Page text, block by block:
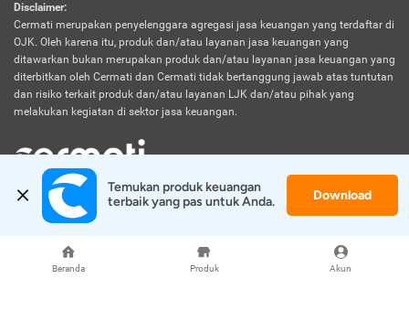
Beranda Produk Akun
Disclaimer:
Cermati merupakan penyelenggara agregasi jasa keuangan yang terdaftar di
OJK. Oleh karena itu, produk dan/atau layanan jasa keuangan yang
ditawarkan bukan merupakan produk dan/atau layanan jasa keuangan yang
diterbitkan oleh Cermati dan Cermati tidak bertanggung jawab atas tuntutan
dan risiko terkait produk dan/atau layanan LJK dan/atau pihak yang
melakukan kegiatan di sektor jasa keuangan.
© 2026 Cermati. All Rights Reserved.
Temukan produk keuangan
terbaik yang pas untuk Anda.
Download